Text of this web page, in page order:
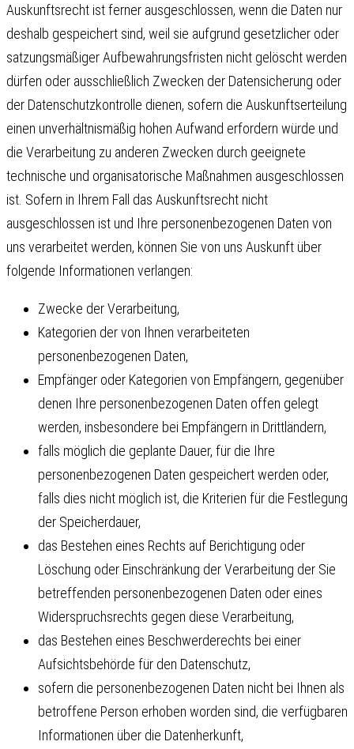
Auskunftsrecht ist ferner ausgeschlossen, wenn die Daten nur
deshalb gespeichert sind, weil sie aufgrund gesetzlicher oder
satzungsmäßiger Aufbewahrungsfristen nicht gelöscht werden
dürfen oder ausschließlich Zwecken der Datensicherung oder
der Datenschutzkontrolle dienen, sofern die Auskunftserteilung
einen unverhältnismäßig hohen Aufwand erfordern würde und
die Verarbeitung zu anderen Zwecken durch geeignete
technische und organisatorische Maßnahmen ausgeschlossen
ist. Sofern in Ihrem Fall das Auskunftsrecht nicht
ausgeschlossen ist und Ihre personenbezogenen Daten von
uns verarbeitet werden, können Sie von uns Auskunft über
folgende Informationen verlangen:
Zwecke der Verarbeitung,
Kategorien der von Ihnen verarbeiteten
personenbezogenen Daten,
Empfänger oder Kategorien von Empfängern, gegenüber
denen Ihre personenbezogenen Daten offen gelegt
werden, insbesondere bei Empfängern in Drittländern,
falls möglich die geplante Dauer, für die Ihre
personenbezogenen Daten gespeichert werden oder,
falls dies nicht möglich ist, die Kriterien für die Festlegung
der Speicherdauer,
das Bestehen eines Rechts auf Berichtigung oder
Löschung oder Einschränkung der Verarbeitung der Sie
betreffenden personenbezogenen Daten oder eines
Widerspruchsrechts gegen diese Verarbeitung,
das Bestehen eines Beschwerderechts bei einer
Aufsichtsbehörde für den Datenschutz,
sofern die personenbezogenen Daten nicht bei Ihnen als
betroffene Person erhoben worden sind, die verfügbaren
Informationen über die Datenherkunft,